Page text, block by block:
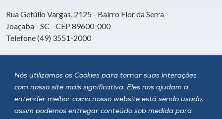
Nós utilizamos os Cookies para tornar suas interações
com nosso site mais significativa. Eles nos ajudam a
entender melhor como nosso website está sendo usado,
assim podemos entregar conteúdo sob medida para
Rua Getúlio Vargas, 2125 - Bairro Flor da Serra
Joaçaba - SC - CEP 89600-000
Telefone (49) 3551-2000
Siga a Unoesc